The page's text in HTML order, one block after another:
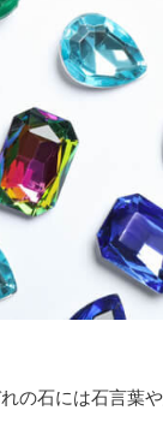
の石には石言葉